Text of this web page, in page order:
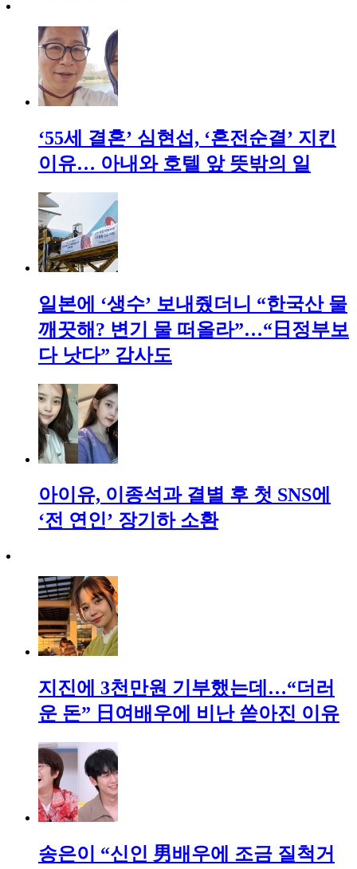
‘55세 결혼’ 심현섭, ‘혼전순결’ 지킨
이유… 아내와 호텔 앞 뜻밖의 일
일본에 ‘생수’ 보내줬더니 “한국산 물
깨끗해? 변기 물 떠올라”…“日정부보
다 낫다” 감사도
아이유, 이종석과 결별 후 첫 SNS에
‘전 연인’ 장기하 소환
지진에 3천만원 기부했는데…“더러
운 돈” 日여배우에 비난 쏟아진 이유
송은이 “신인 男배우에 조금 질척거